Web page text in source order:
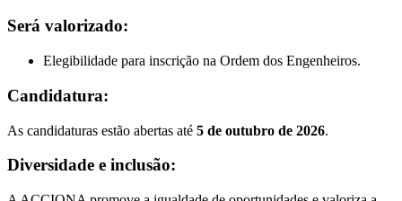
Será valorizado:
Elegibilidade para inscrição na Ordem dos Engenheiros.
Candidatura:
As candidaturas estão abertas até 5 de outubro de 2026.
Diversidade e inclusão: